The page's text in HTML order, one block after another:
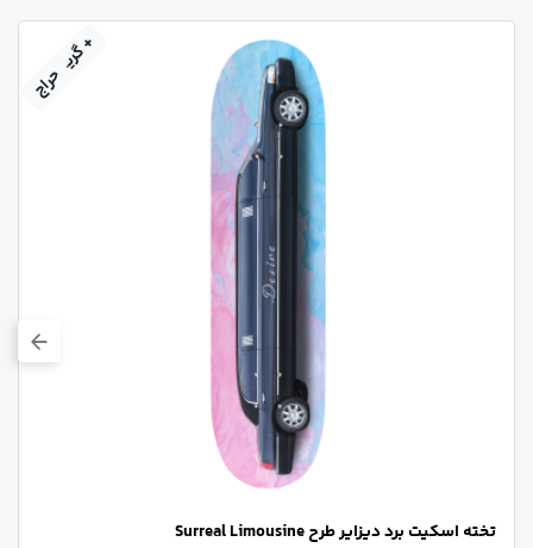
تخته اسکیت برد دیزایر طرح Surreal Limousine
+ گریپ‌تیپ
حراج